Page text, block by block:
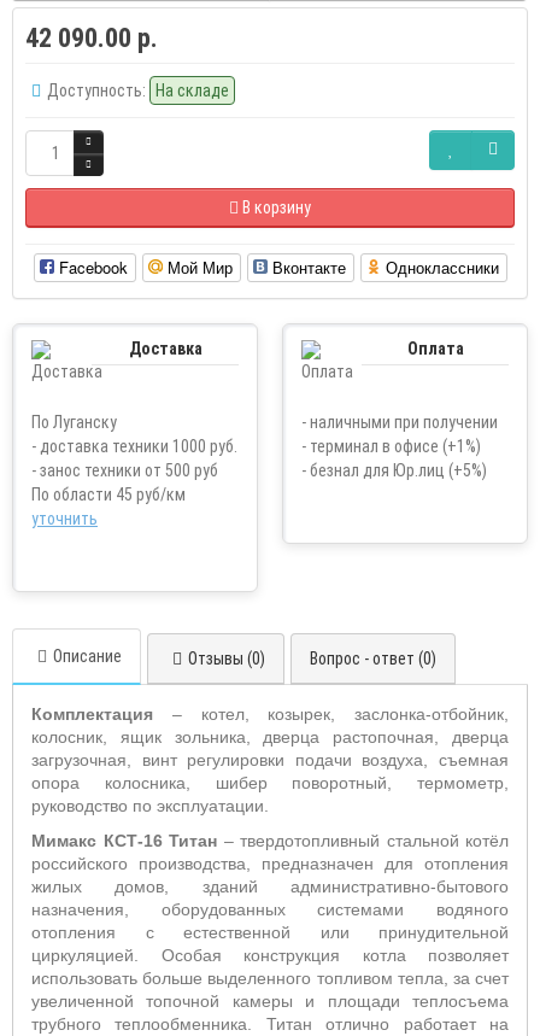
42 090.00 р.
Доступность: На складе
В корзину
Facebook Мой Мир Вконтакте Одноклассники
Доставка
По Луганску
- доставка техники 1000 руб.
- занос техники от 500 руб
По области 45 руб/км
уточнить
Оплата
- наличными при получении
- терминал в офисе (+1%)
- безнал для Юр.лиц (+5%)
Описание Отзывы (0) Вопрос - ответ (0)
Комплектация – котел, козырек, заслонка-отбойник,
колосник, ящик зольника, дверца растопочная, дверца
загрузочная, винт регулировки подачи воздуха, съемная
опора колосника, шибер поворотный, термометр,
руководство по эксплуатации.
Мимакс КСТ-16 Титан – твердотопливный стальной котёл
российского производства, предназначен для отопления
жилых домов, зданий административно-бытового
назначения, оборудованных системами водяного
отопления с естественной или принудительной
циркуляцией. Особая конструкция котла позволяет
использовать больше выделенного топливом тепла, за счет
увеличенной топочной камеры и площади теплосъема
трубного теплообменника. Титан отлично работает на